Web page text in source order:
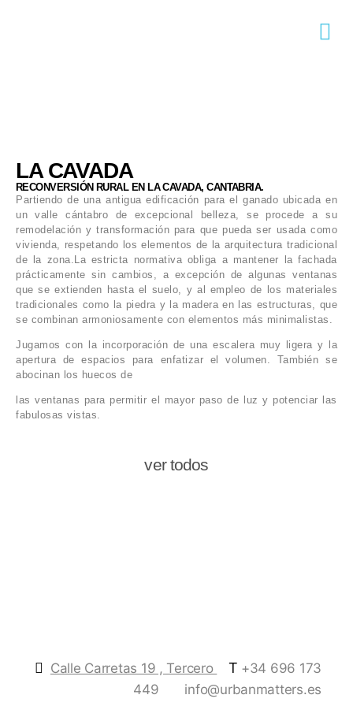
LA CAVADA
RECONVERSIÓN RURAL EN LA CAVADA, CANTABRIA.
Partiendo de una antigua edificación para el ganado ubicada en
un valle cántabro de excepcional belleza, se procede a su
remodelación y transformación para que pueda ser usada como
vivienda, respetando los elementos de la arquitectura tradicional
de la zona.La estricta normativa obliga a mantener la fachada
prácticamente sin cambios, a excepción de algunas ventanas
que se extienden hasta el suelo, y al empleo de los materiales
tradicionales como la piedra y la madera en las estructuras, que
se combinan armoniosamente con elementos más minimalistas.
Jugamos con la incorporación de una escalera muy ligera y la
apertura de espacios para enfatizar el volumen. También se
abocinan los huecos de
las ventanas para permitir el mayor paso de luz y potenciar las
fabulosas vistas.
ver todos
Calle Carretas 19 , Tercero T +34 696 173
449
info@urbanmatters.es